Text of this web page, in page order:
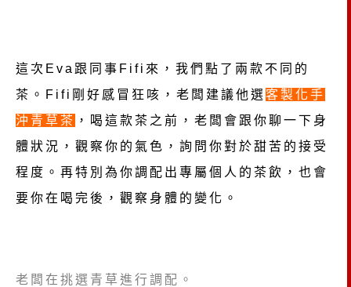
這次Eva跟同事Fifi來，我們點了兩款不同的
茶。Fifi剛好感冒狂咳，老闆建議他選客製化手
沖青草茶 ，喝這款茶之前，老闆會跟你聊一下身
體狀況，觀察你的氣色，詢問你對於甜苦的接受
程度。再特別為你調配出專屬個人的茶飲，也會
要你在喝完後，觀察身體的變化。
老闆在挑選青草進行調配。